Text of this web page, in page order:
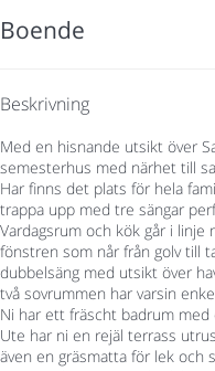
Boende
Beskrivning
Med en hisnande utsikt över
semesterhus med närhet till
Har finns det plats för hela
trappa upp med tre sängar
Vardagsrum och kök går i
fönstren som når från golv till
dubbelsäng med utsikt över
två sovrummen har varsin
Ni har ett fräscht badrum
Ute har ni en rejäl terrass
även en gräsmatta för lek och